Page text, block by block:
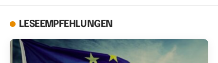
LESEEMPFEHLUNGEN